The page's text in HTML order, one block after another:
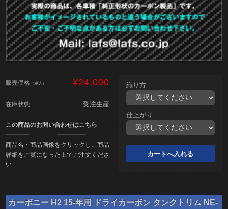
販売価格 （税込） ¥24,000
在庫状態 受注生産
この商品のお問い合わせはこちら
商品名・商品画像をクリックし、商品
詳細をご覧になった上でご注文くださ
い
織り方
仕上がり
カーボニー H2 15-年用 ドライカーボン タンクトリム NE-